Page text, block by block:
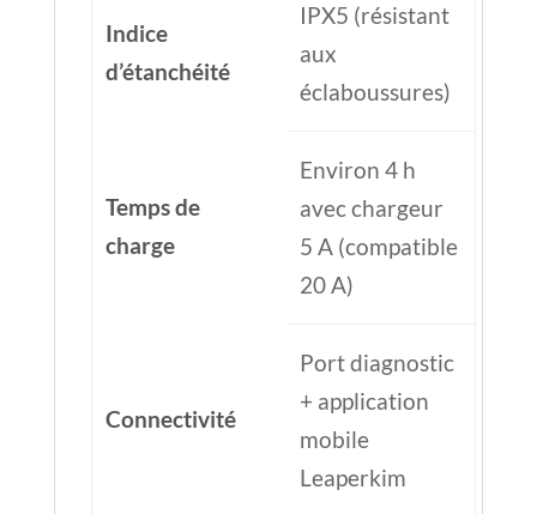
Indice
d’étanchéité
IPX5 (résistant
aux
éclaboussures)
Temps de
charge
Environ 4 h
avec chargeur
5 A (compatible
20 A)
Connectivité
Port diagnostic
+ application
mobile
Leaperkim